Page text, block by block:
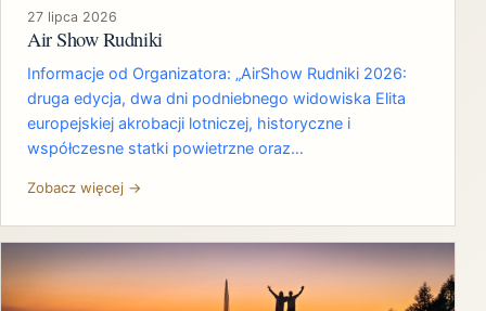
27 lipca 2026
Air Show Rudniki
Informacje od Organizatora: „AirShow Rudniki 2026:
druga edycja, dwa dni podniebnego widowiska Elita
europejskiej akrobacji lotniczej, historyczne i
współczesne statki powietrzne oraz…
Zobacz więcej →